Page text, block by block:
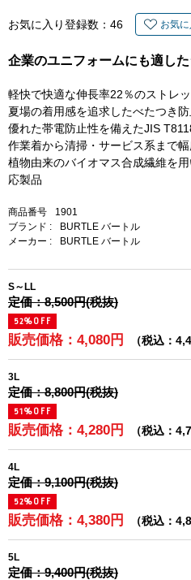
お気に入り登録数： 46 お気
企業のユニフォームにも適し
軽快で快適な伸長率22％のストレ
夏場の着用感を追求したべたつき防
優れた帯電防止性を備えたJIS
作業着から清掃・サービス系まで
植物由来のバイオマス合成繊維を
応製品
商品番号
1901
ブランド :
BURTLE バートル
メーカー :
BURTLE バートル
S～LL
定価：8,500円(税抜)
52%OFF
販売価格：4,080円 （税込：
3L
定価：8,800円(税抜)
51%OFF
販売価格：4,280円 （税込：
4L
定価：9,100円(税抜)
52%OFF
販売価格：4,380円 （税込：
5L
定価：9,400円(税抜)